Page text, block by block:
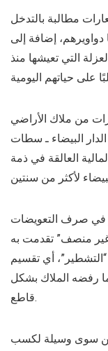
مطالبة بالتدخل
دواويرهم، إضافة إلى
التي تعيشها منذ
من ملاك الأراضي
الدار البيضاء ـ سطات
العالقة في ذمة
في صرف التعويضات
منصف” تقدمت به
“التشطير”، أي تقسيم
رفضه الملاك بشكل
قاطع.
سوى وسيلة لكسب